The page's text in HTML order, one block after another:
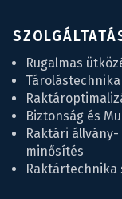
Rugalmas
Biztonság és
Raktári
minősítés
Raktártechnika